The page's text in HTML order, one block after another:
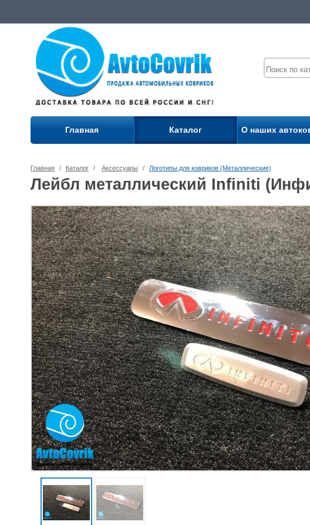
Главная Каталог О наших
Главная / Каталог / Аксессуары / Логотипы для ковриков (Металлические)
Лейбл металлический Infiniti